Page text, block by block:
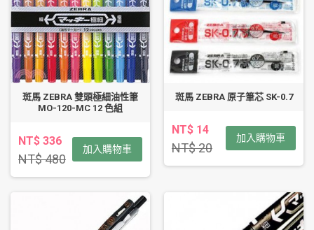
斑馬 ZEBRA 雙頭極細油性筆
MO-120-MC 12 色組
NT$ 336
NT$ 480
加入購物車
斑馬 ZEBRA 原子筆芯 SK-0.7
NT$ 14
NT$ 20
加入購物車